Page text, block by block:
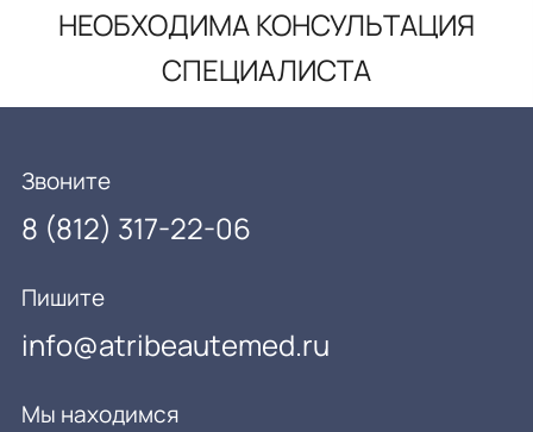
НЕОБХОДИМА КОНСУЛЬТАЦИЯ
СПЕЦИАЛИСТА
Звоните
8 (812) 317-22-06
Пишите
info@atribeautemed.ru
Мы находимся